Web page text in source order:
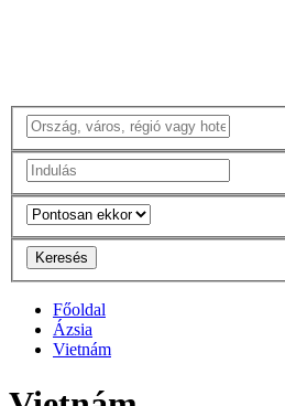
Keresés
Főoldal
Ázsia
Vietnám